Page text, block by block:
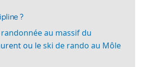
?
au massif du
ou leski de rando au Môle